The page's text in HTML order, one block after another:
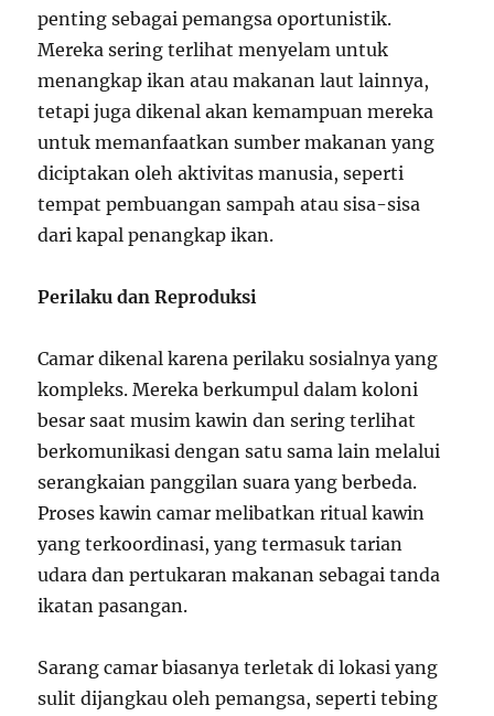
penting sebagai pemangsa oportunistik.
Mereka sering terlihat menyelam untuk
menangkap ikan atau makanan laut lainnya,
tetapi juga dikenal akan kemampuan mereka
untuk memanfaatkan sumber makanan yang
diciptakan oleh aktivitas manusia, seperti
tempat pembuangan sampah atau sisa-sisa
dari kapal penangkap ikan.
Perilaku dan Reproduksi
Camar dikenal karena perilaku sosialnya yang
kompleks. Mereka berkumpul dalam koloni
besar saat musim kawin dan sering terlihat
berkomunikasi dengan satu sama lain melalui
serangkaian panggilan suara yang berbeda.
Proses kawin camar melibatkan ritual kawin
yang terkoordinasi, yang termasuk tarian
udara dan pertukaran makanan sebagai tanda
ikatan pasangan.
Sarang camar biasanya terletak di lokasi yang
sulit dijangkau oleh pemangsa, seperti tebing